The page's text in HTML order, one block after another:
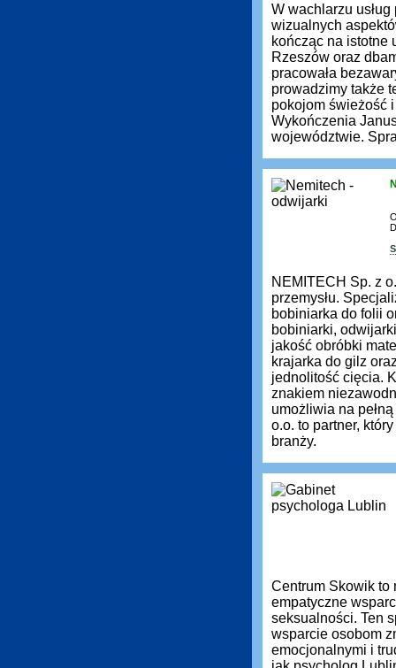
W wachlarzu
wizualnych
kończąc na istotne
Rzeszów oraz
pracowała
prowadzimy także
pokojom świeżość
Wykończenia
województwie.
NEMITECH Sp. z
przemysłu.
bobiniarka do folii
bobiniarki,
jakość obróbki
krajarka do gilz
jednolitość cięcia.
znakiem
umożliwia na
o.o. to partner,
branży.
Centrum Skowik to
empatyczne
seksualności. Ten
wsparcie osobom
emocjonalnymi i